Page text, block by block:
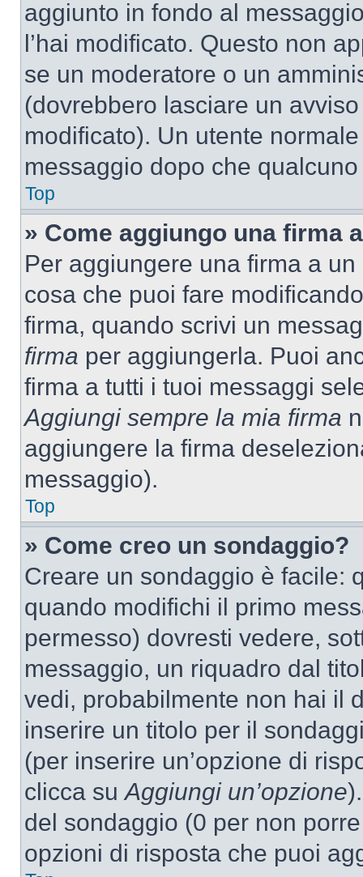
aggiunto in fondo al
l’hai modificato. Questo non
se un moderatore o un
(dovrebbero lasciare un
modificato). Un utente
messaggio dopo che
Top
» Come aggiungo una firma
Per aggiungere una firma a
cosa che puoi fare
firma, quando scrivi un
firma per aggiungerla. Puoi
firma a tutti i tuoi messaggi
Aggiungi sempre la mia firma
aggiungere la firma
messaggio).
Top
» Come creo un sondaggio?
Creare un sondaggio è facile:
quando modifichi il primo
permesso) dovresti vedere,
messaggio, un riquadro dal
vedi, probabilmente non hai il
inserire un titolo per il
(per inserire un’opzione di
clicca suAggiungi un’opzione
del sondaggio (0 per non
opzioni di risposta che puoi